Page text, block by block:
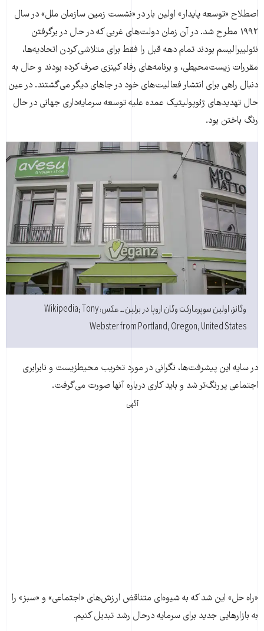
اصطلاح «توسعه پایدار» اولین بار در «نشست زمین سازمان ملل» در سال
۱۹۹۲ مطرح شد. در آن زمان دولت‌های غربی که در حال در برگرفتن
نئولیبرالیسم بودند تمام دهه‌ قبل را فقط برای متلاشی‌کردن اتحادیه‌ها،
مقررات زیست‌محیطی، و برنامه‌های رفاه کینزی صرف کرده بودند و حال به
دنبال راهی برای انتشار فعالیت‌های خود در جاهای دیگر می‌گشتند. در عین
حال تهدیدهای ژئوپولیتیک عمده علیه توسعه سرمایه‌داری جهانی در حال
رنگ باختن بود.
وگانز، اولین سوپرمارکت وگان اروپا در برلین ــ عکس: Wikipedia; Tony
Webster from Portland, Oregon, United States
در سایه این پیشرفت‌ها، نگرانی در مورد تخریب محیط‌زیست و نابرابری
اجتماعی پررنگ‌تر شد و باید کاری درباره آنها صورت می‌گرفت.
آگهی
«راه حل» این شد که به شیوه‌ای متناقض ارزش‌های «اجتماعی» و «سبز» را
به بازارهایی جدید برای سرمایه درحال رشد تبدیل کنیم.